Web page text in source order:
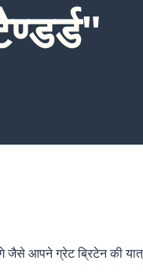
आपने ग्रेट ब्रिटेन की